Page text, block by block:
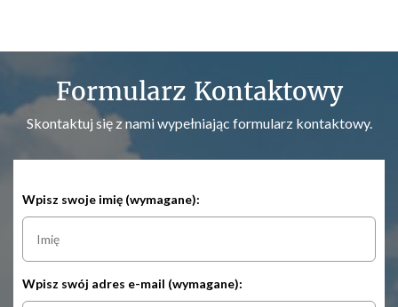
Formularz Kontaktowy
Skontaktuj się z nami wypełniając formularz kontaktowy.
Wpisz swoje imię (wymagane):
Wpisz swój adres e-mail (wymagane):